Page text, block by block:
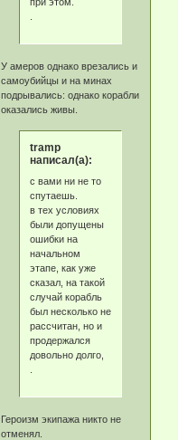
У амеров однако врезались и
самоубийцы и на минах
подрывались: однако корабли
оказались живы.
tramp
написал(а):
с вами ни не то
спутаешь.
в тех условиях
были допущены
ошибки на
начальном
этапе, как уже
сказал, на такой
случай корабль
был несколько не
рассчитан, но и
продержался
довольно долго,
Героизм экипажа никто не
отменял.